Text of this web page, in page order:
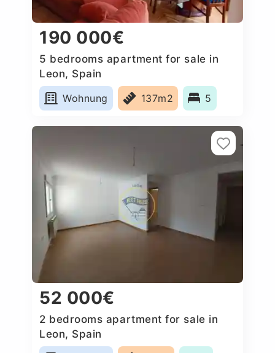
190 000€
5 bedrooms apartment for sale in
Leon, Spain
Wohnung
137m2 5
52 000€
2 bedrooms apartment for sale in
Leon, Spain